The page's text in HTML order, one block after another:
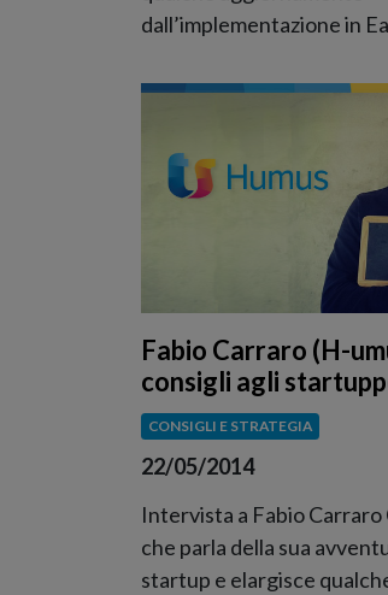
dall’implementazione in
Fabio Carraro (H-
consigli agli
CONSIGLI E STRATEGIA
22/05/2014
Intervista a Fabio Carraro
che parla della sua
startup e elargisce